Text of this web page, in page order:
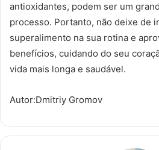
antioxidantes, podem ser um
processo. Portanto, não deixe de
superalimento na sua rotina e
benefícios, cuidando do seu
vida mais longa e saudável.
Autor:Dmitriy Gromov